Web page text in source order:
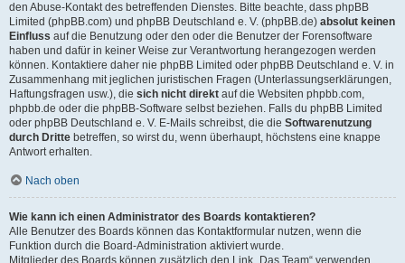
den Abuse-Kontakt des betreffenden Dienstes. Bitte beachte, dass phpBB
Limited (phpBB.com) und phpBB Deutschland e. V. (phpBB.de) absolut keinen
Einfluss auf die Benutzung oder den oder die Benutzer der Forensoftware
haben und dafür in keiner Weise zur Verantwortung herangezogen werden
können. Kontaktiere daher nie phpBB Limited oder phpBB Deutschland e. V. in
Zusammenhang mit jeglichen juristischen Fragen (Unterlassungserklärungen,
Haftungsfragen usw.), die sich nicht direkt auf die Websiten phpbb.com,
phpbb.de oder die phpBB-Software selbst beziehen. Falls du phpBB Limited
oder phpBB Deutschland e. V. E-Mails schreibst, die die Softwarenutzung
durch Dritte betreffen, so wirst du, wenn überhaupt, höchstens eine knappe
Antwort erhalten.
Nach oben
Wie kann ich einen Administrator des Boards kontaktieren?
Alle Benutzer des Boards können das Kontaktformular nutzen, wenn die
Funktion durch die Board-Administration aktiviert wurde.
Mitglieder des Boards können zusätzlich den Link „Das Team“ verwenden.